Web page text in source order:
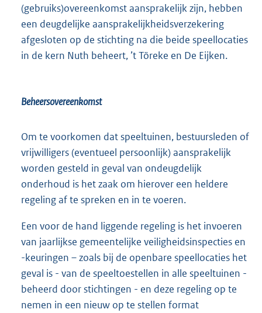
(gebruiks)overeenkomst aansprakelijk zijn, hebben
een deugdelijke aansprakelijkheidsverzekering
afgesloten op de stichting na die beide speellocaties
in de kern Nuth beheert, ’t Töreke en De Eijken.
Beheersovereenkomst
Om te voorkomen dat speeltuinen, bestuursleden of
vrijwilligers (eventueel persoonlijk) aansprakelijk
worden gesteld in geval van ondeugdelijk
onderhoud is het zaak om hierover een heldere
regeling af te spreken en in te voeren.
Een voor de hand liggende regeling is het invoeren
van jaarlijkse gemeentelijke veiligheidsinspecties en
-keuringen – zoals bij de openbare speellocaties het
geval is - van de speeltoestellen in alle speeltuinen -
beheerd door stichtingen - en deze regeling op te
nemen in een nieuw op te stellen format